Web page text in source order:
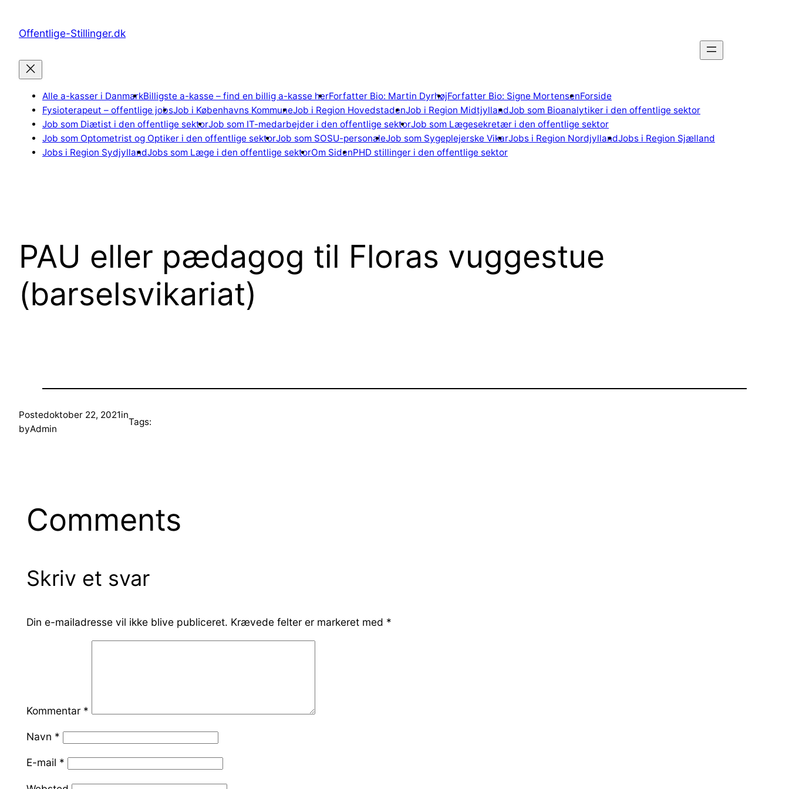
indholdOffentlige-Stillinger.dk
Alle a-kasser i DanmarkBilligste a-kasse – find en billig a-kasse herForfatter Bio: Martin DyrhøjForfatter Bio: Signe MortensenForside
Fysioterapeut – offentlige jobsJob i Københavns KommuneJob i Region HovedstadenJob i Region MidtjyllandJob som Bioanalytiker i den offentlige sektor
Job som Diætist i den offentlige sektorJob som IT-medarbejder i den offentlige sektorJob som Lægesekretær i den offentlige sektor
Job som Optometrist og Optiker i den offentlige sektorJob som SOSU-personaleJob som Sygeplejerske VikarJobs i Region NordjyllandJobs i Region Sjælland
Jobs i Region SydjyllandJobs som Læge i den offentlige sektorOm SidenPHD stillinger i den offentlige sektor
PAU eller pædagog til Floras vuggestue
(barselsvikariat)
Postedoktober 22, 2021in
byAdmin
Tags:
Comments
Skriv et svar
Din e-mailadresse vil ikke blive publiceret. Krævede felter er markeret med *
Kommentar *
Navn *
E-mail *